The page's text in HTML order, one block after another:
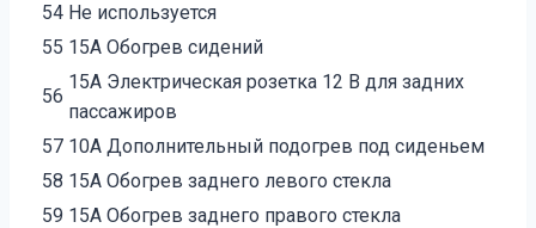
54 Не используется
55 15А Обогрев сидений
56
15А Электрическая розетка 12 В для задних
пассажиров
57 10А Дополнительный подогрев под сиденьем
58 15А Обогрев заднего левого стекла
59 15А Обогрев заднего правого стекла